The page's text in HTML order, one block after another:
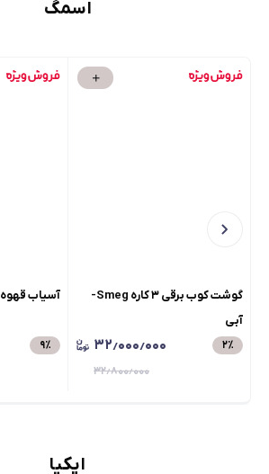
اسمگ
گوشت کوب برقی ۳ کاره Smeg-
آبی
۲٪ ۳۲٫۰۰۰٫۰۰۰
۳۲٫۸۰۰٫۰۰۰
آسیاب قهوه Smeg- سبز
۹٪
ایکیا